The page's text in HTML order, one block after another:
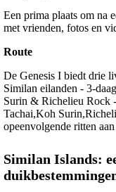
Een prima plaats om na
met vrienden, fotos en
Route
De Genesis I biedt drie
Similan eilanden - 3-
Surin & Richelieu Rock
Tachai,Koh
opeenvolgende ritten
Similan Islands: